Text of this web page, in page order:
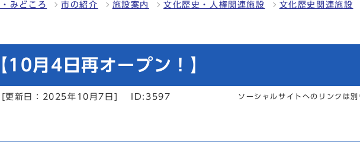
みどころ 市の紹介 施設案内 文化歴史・人権関連施設 文化歴史関連施設
10月4日再オープン！】
[更新日：2025年10月7日] ID:3597 ソーシャルサイトへのリンクは